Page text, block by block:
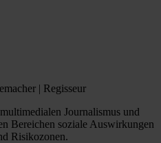
| Regisseur
Journalismus und
Bereichen soziale Auswirkungen
Risikozonen.